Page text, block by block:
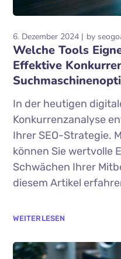
6. Dezember 2024 by
Welche Tools
Effektive
In der heutigen
Konkurrenzanalyse
Ihrer SEO-Strategie.
können Sie wertvolle
Schwächen Ihrer
diesem Artikel
WEITERLESEN